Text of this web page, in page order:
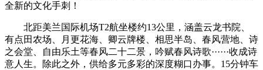
全新的文化手刺！
北距美兰国际机场T2航坐楼约13公里，涵盖云龙书院、
有点田农场、月更花海、卿云牌楼、相思半岛、春风营地、诗
之会堂、自由乐土等春风二十二景，吟赋春风诗歌······收成诗
意人生。除此之外，供给多元多彩的深度糊口办事。15分钟车